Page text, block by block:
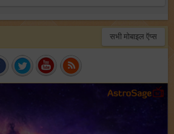
सभी मोबाइल ऍप्स